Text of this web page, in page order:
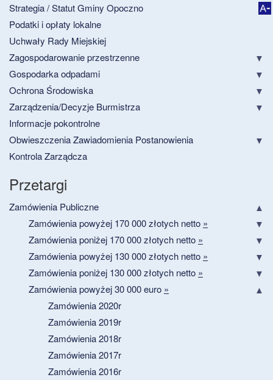
Strategia / Statut Gminy Opoczno
Podatki i opłaty lokalne
Uchwały Rady Miejskiej
Zagospodarowanie przestrzenne
Gospodarka odpadami
Ochrona Środowiska
Zarządzenia/Decyzje Burmistrza
Informacje pokontrolne
Obwieszczenia Zawiadomienia Postanowienia
Kontrola Zarządcza
Przetargi
Zamówienia Publiczne
Zamówienia powyżej 170 000 złotych netto »
Zamówienia poniżej 170 000 złotych netto »
Zamówienia powyżej 130 000 złotych netto »
Zamówienia poniżej 130 000 złotych netto »
Zamówienia powyżej 30 000 euro »
Zamówienia 2020r
Zamówienia 2019r
Zamówienia 2018r
Zamówienia 2017r
Zamówienia 2016r